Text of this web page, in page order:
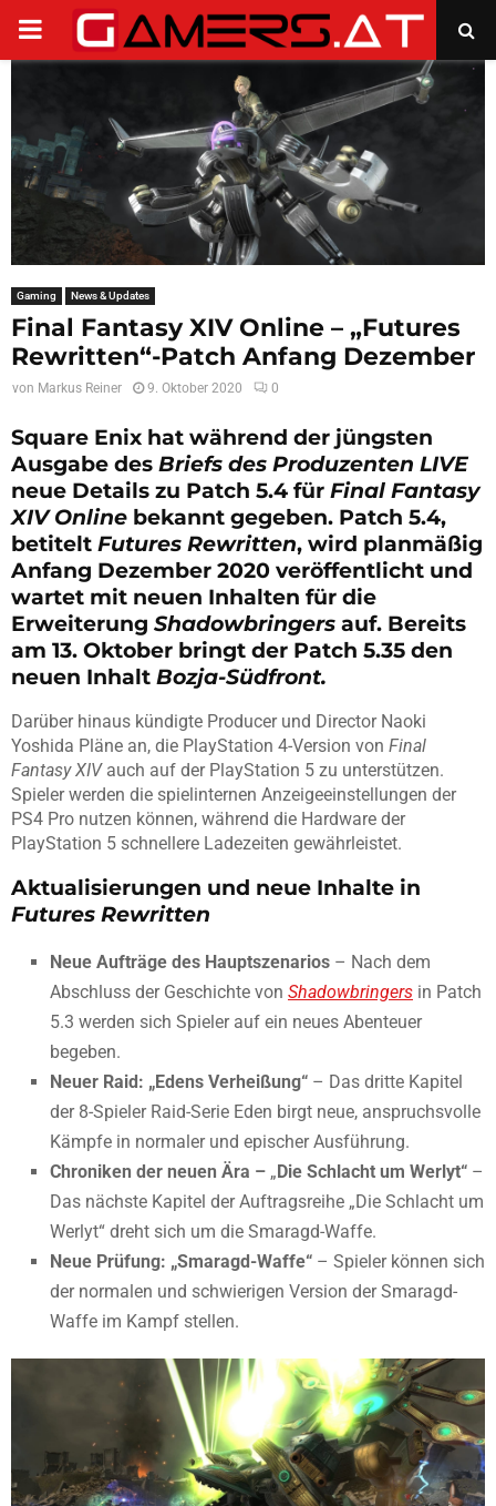
PRIMARY
Gaming News & Updates
Final Fantasy XIV Online – „Futures
Rewritten“-Patch Anfang Dezember
von Markus Reiner 9. Oktober 2020 0
Square Enix hat während der jüngsten
Ausgabe des Briefs des Produzenten LIVE
neue Details zu Patch 5.4 für Final Fantasy
XIV Online bekannt gegeben. Patch 5.4,
betitelt Futures Rewritten, wird planmäßig
Anfang Dezember 2020 veröffentlicht und
wartet mit neuen Inhalten für die
Erweiterung Shadowbringers auf. Bereits
am 13. Oktober bringt der Patch 5.35 den
neuen Inhalt Bozja-Südfront.
Darüber hinaus kündigte Producer und Director Naoki
Yoshida Pläne an, die PlayStation 4-Version von Final
Fantasy XIVauch auf der PlayStation 5 zu unterstützen.
Spieler werden die spielinternen Anzeigeeinstellungen der
PS4 Pro nutzen können, während die Hardware der
PlayStation 5 schnellere Ladezeiten gewährleistet.
Aktualisierungen und neue Inhalte in
Futures Rewritten
Neue Aufträge des Hauptszenarios – Nach dem
Abschluss der Geschichte von Shadowbringers in Patch
5.3 werden sich Spieler auf ein neues Abenteuer
begeben.
Neuer Raid: „Edens Verheißung“ – Das dritte Kapitel
der 8-Spieler Raid-Serie Eden birgt neue, anspruchsvolle
Kämpfe in normaler und epischer Ausführung.
Chroniken der neuen Ära – „ Die Schlacht um Werlyt“ –
Das nächste Kapitel der Auftragsreihe „Die Schlacht um
Werlyt“ dreht sich um die Smaragd-Waffe.
Neue Prüfung: „Smaragd-Waffe“ – Spieler können sich
der normalen und schwierigen Version der Smaragd-
Waffe im Kampf stellen.